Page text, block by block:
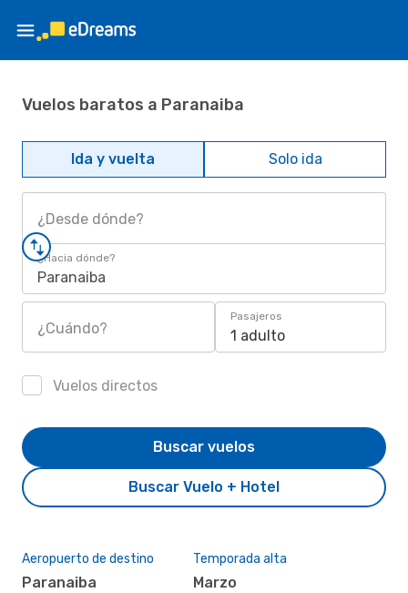
Vuelos baratos a Paranaiba
Ida y vuelta Solo ida
¿Desde dónde?
¿Hacia dónde?
Paranaiba
¿Cuándo?
Pasajeros
1 adulto
Vuelos directos
Buscar Vuelo + Hotel
Buscar vuelos
Aeropuerto de destino
Paranaiba
Temporada alta
marzo